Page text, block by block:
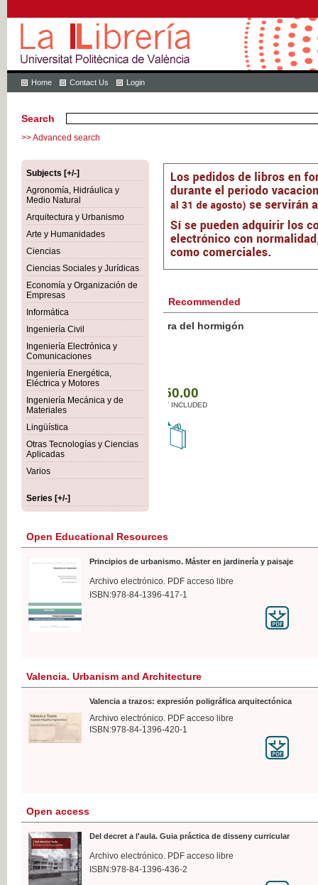
Home Contact Us Login
Search
>> Advanced search
Subjects [+/-]
Agronomía, Hidráulica y
Medio Natural
Arquitectura y Urbanismo
Arte y Humanidades
Ciencias
Ciencias Sociales y Jurídicas
Economía y Organización de
Empresas
Informática
Ingeniería Civil
Ingeniería Electrónica y
Comunicaciones
Ingeniería Energética,
Eléctrica y Motores
Ingeniería Mecánica y de
Materiales
Lingüística
Otras Tecnologías y Ciencias
Aplicadas
Varios
Series [+/-]
Recommended
Botánica Agroalimentaria
Open Educational Resources
Principios de urbanismo. Máster en jardinería y paisaje
Archivo electrónico. PDF acceso libre
ISBN:978-84-1396-417-1
Valencia. Urbanism and Architecture
Valencia a trazos: expresión poligráfica arquitectónica
Archivo electrónico. PDF acceso libre
ISBN:978-84-1396-420-1
Open access
Del decret a l'aula. Guia práctica de disseny curricular
Archivo electrónico. PDF acceso libre
ISBN:978-84-1396-436-2